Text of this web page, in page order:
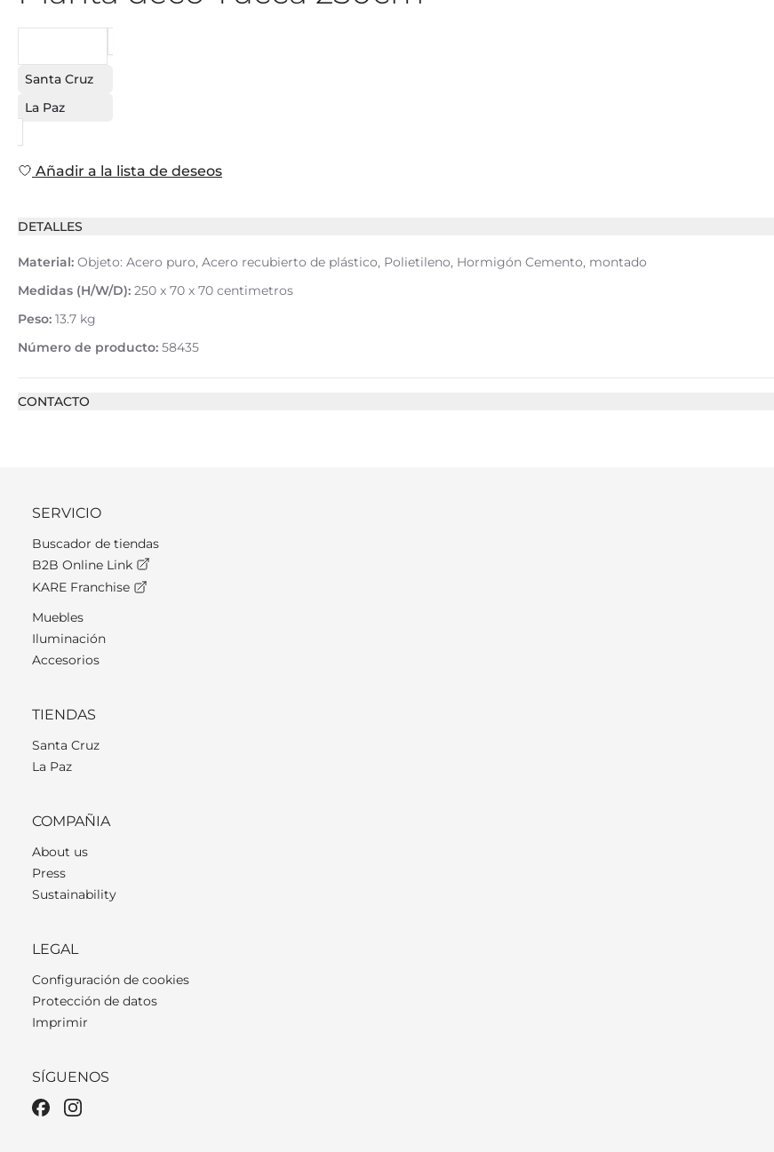
Santa Cruz
La Paz
Añadir a la lista de deseos
DETALLES
Material: Objeto: Acero puro, Acero recubierto de plástico, Polietileno, Hormigón Cemento, montado
Medidas (H/W/D): 250 x 70 x 70 centimetros
Peso: 13.7 kg
Número de producto: 58435
CONTACTO
SERVICIO
Buscador de tiendas
B2B Online Link
KARE Franchise
Muebles
Iluminación
Accesorios
TIENDAS
Santa Cruz
La Paz
COMPAÑIA
About us
Press
Sustainability
LEGAL
Configuración de cookies
Protección de datos
Imprimir
SÍGUENOS